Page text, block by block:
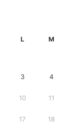
L M
3 4
10 11
17 18